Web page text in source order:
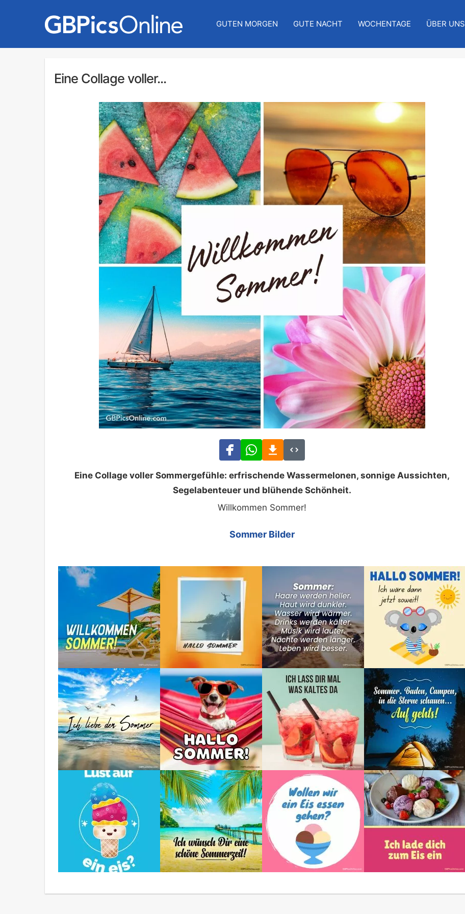
GUTEN MORGEN GUTE NACHT WOCHENTAGE ÜBER UNS
Eine Collage voller...
Eine Collage voller Sommergefühle: erfrischende Wassermelonen, sonnige Aussichten,
Segelabenteuer und blühende Schönheit.
Willkommen Sommer!
Sommer Bilder